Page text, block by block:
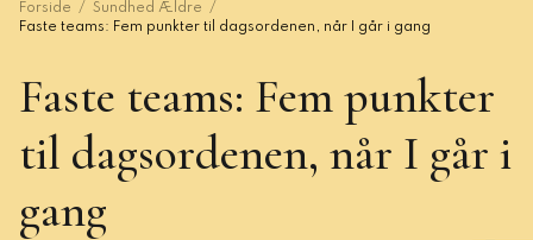
Forside
Sundhed Ældre
Faste teams: Fem punkter til dagsordenen, når I går i gang
Faste teams: Fem punkter
til dagsordenen, når I går i
gang
uddannelser